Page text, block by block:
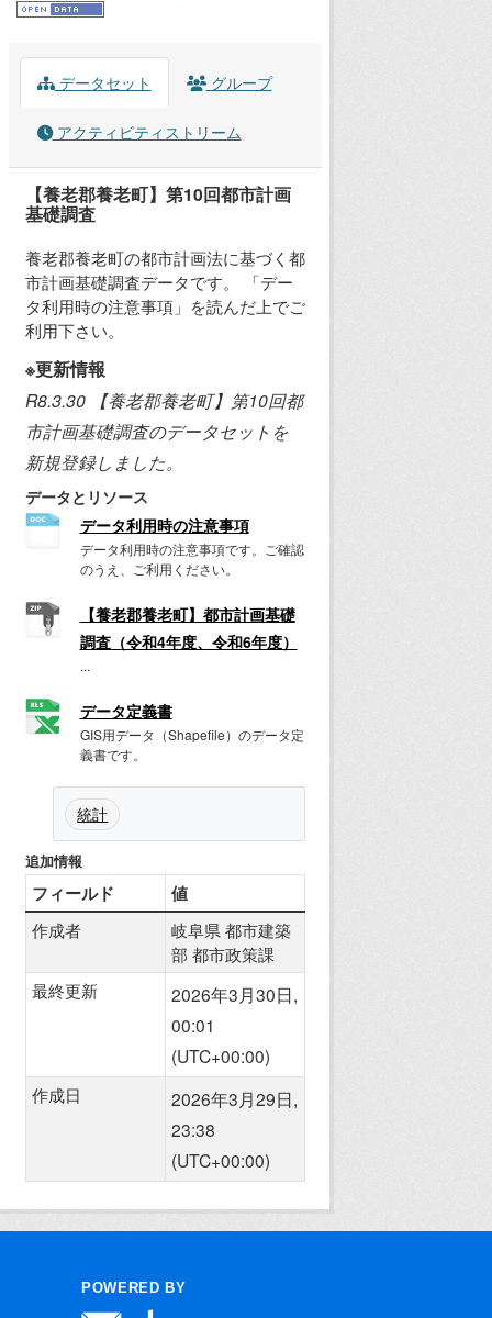
データセット グループ
アクティビティストリーム
【養老郡養老町】第10回都市計画
基礎調査
養老郡養老町の都市計画法に基づく都
市計画基礎調査データです。 「デー
タ利用時の注意事項」を読んだ上でご
利用下さい。
※更新情報
R8.3.30 【養老郡養老町】第10回都
市計画基礎調査のデータセットを
新規登録しました。
データとリソース
データ利用時の注意事項
データ利用時の注意事項です。ご確認
のうえ、ご利用ください。
【養老郡養老町】都市計画基礎
調査（令和4年度、令和6年度）
...
データ定義書
GIS用データ（Shapefile）のデータ定
義書です。
統計
追加情報
フィールド 値
作成者
岐阜県 都市建築
部 都市政策課
最終更新
2026年3月30日,
00:01
(UTC+00:00)
作成日
2026年3月29日,
23:38
(UTC+00:00)
POWERED BY